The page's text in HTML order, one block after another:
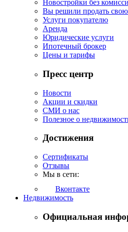
Новостройки без
Вы решили продать
Услуги покупателю
Аренда
Юридические услуги
Ипотечный брокер
Цены и тарифы
Пресс центр
Новости
Акции и скидки
СМИ о нас
Полезное о
Достижения
Сертификаты
Отзывы
Мы в сети:
Вконтакте
Недвижимость
Официальная